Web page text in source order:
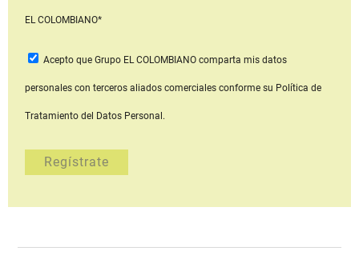
EL COLOMBIANO*
Acepto que Grupo EL COLOMBIANOcomparta mis datos
personales con terceros aliados comerciales conforme su Política de
Tratamiento del Datos Personal.